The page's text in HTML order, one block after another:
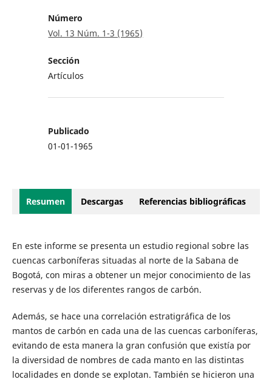
Número
Vol. 13 Núm. 1-3 (1965)
Sección
Artículos
Publicado
01-01-1965
Resumen Descargas Referencias bibliográficas
En este informe se presenta un estudio regional sobre las
cuencas carboníferas situadas al norte de la Sabana de
Bogotá, con miras a obtener un mejor conocimiento de las
reservas y de los diferentes rangos de carbón.
Además, se hace una correlación estratigráfica de los
mantos de carbón en cada una de las cuencas carboníferas,
evitando de esta manera la gran confusión que existía por
la diversidad de nombres de cada manto en las distintas
localidades en donde se explotan. También se hicieron una